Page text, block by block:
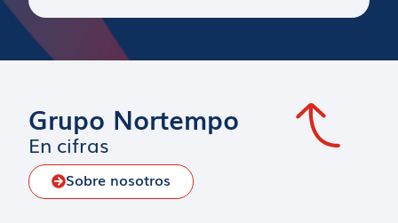
Grupo Nortempo
En cifras
Sobre nosotros